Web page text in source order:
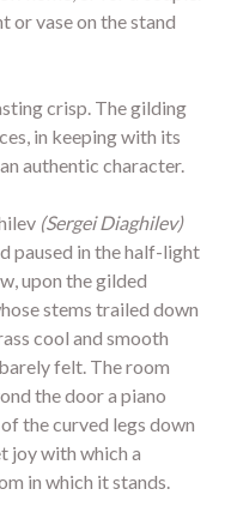
or vase on the stand
crisp. The gilding
in keeping with its
authentic character.
(Sergei Diaghilev)
paused in the half-light
upon the gilded
stems trailed down
cool and smooth
felt. The room
the door a piano
the curved legs down
joy with which a
in which it stands.